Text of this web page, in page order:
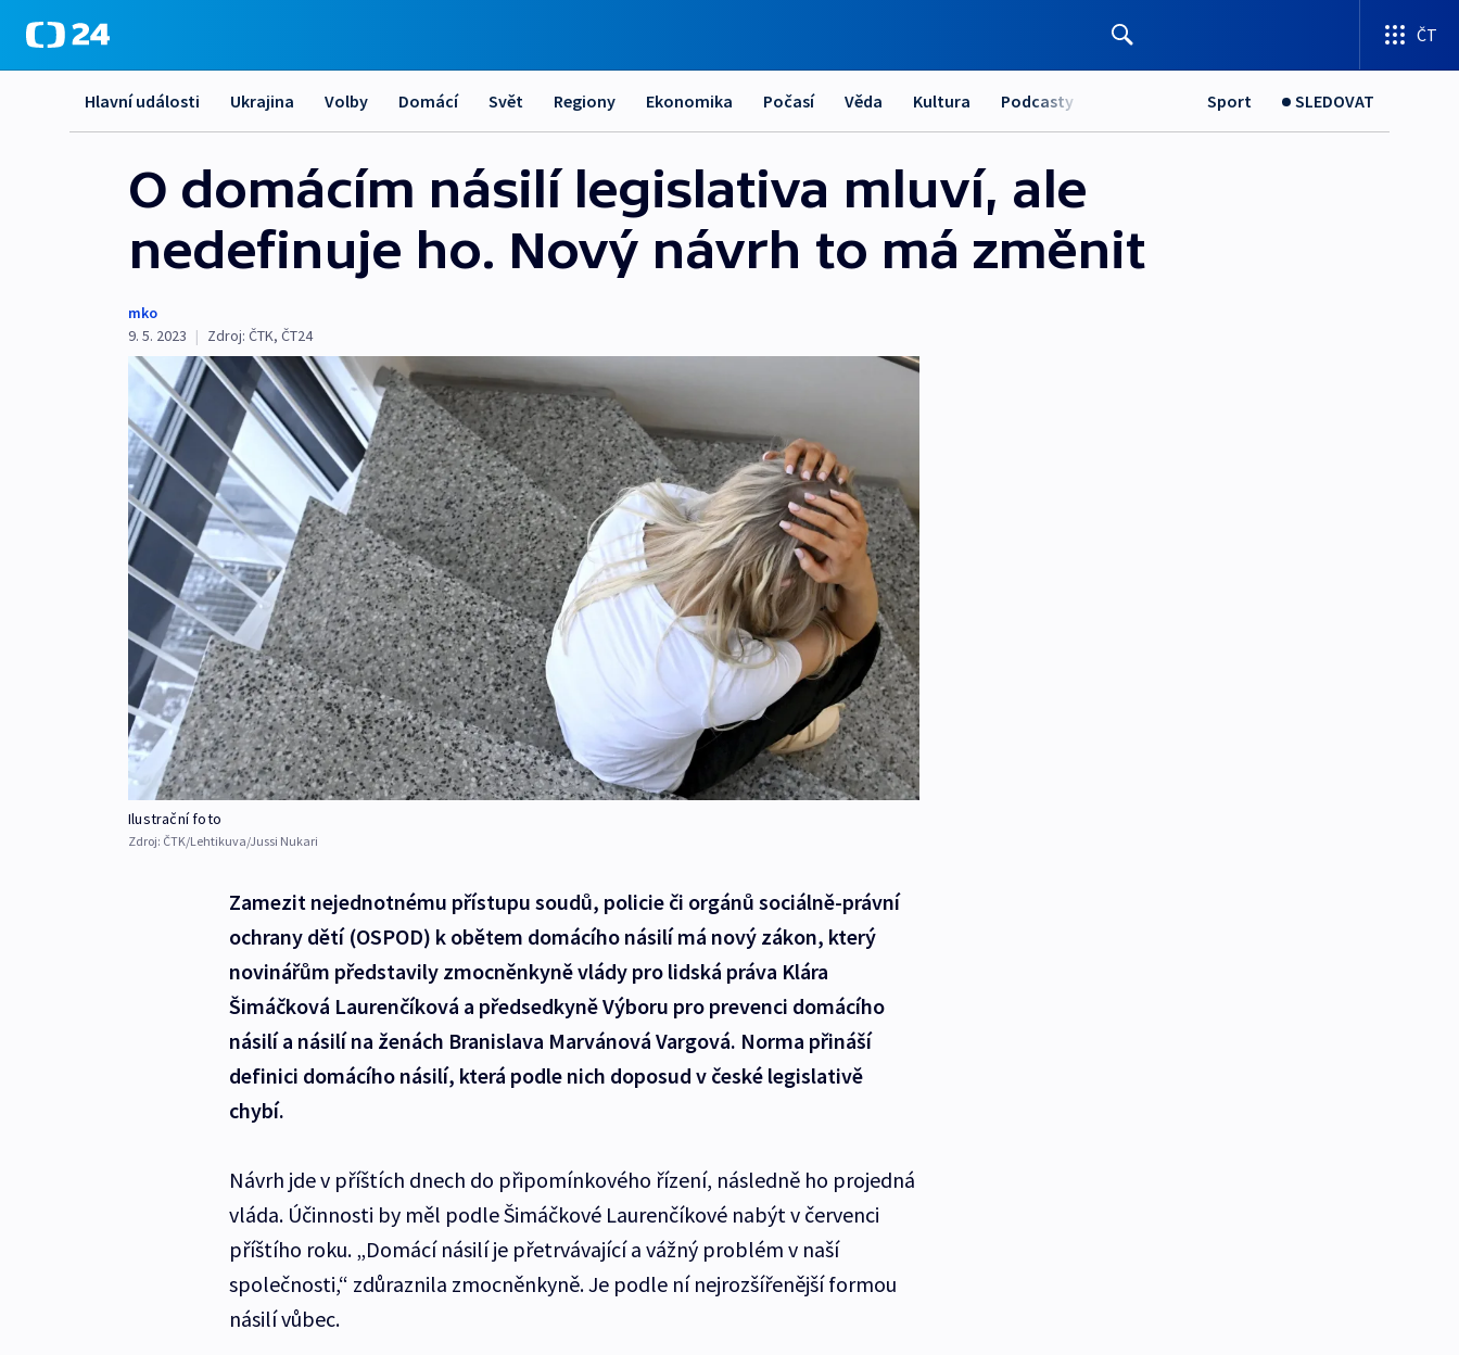
ČT
Hlavní události Ukrajina Volby Domácí Svět Regiony Ekonomika Počasí Věda Kultura Podcasty Sport SLEDOVAT
O domácím násilí legislativa mluví, ale
nedefinuje ho. Nový návrh to má změnit
mko
9. 5. 2023 | Zdroj: ČTK, ČT24
Ilustrační foto
Zdroj: ČTK/Lehtikuva/Jussi Nukari
Zamezit nejednotnému přístupu soudů, policie či orgánů sociálně-právní
ochrany dětí (OSPOD) k obětem domácího násilí má nový zákon, který
novinářům představily zmocněnkyně vlády pro lidská práva Klára
Šimáčková Laurenčíková a předsedkyně Výboru pro prevenci domácího
násilí a násilí na ženách Branislava Marvánová Vargová. Norma přináší
definici domácího násilí, která podle nich doposud v české legislativě
chybí.
Návrh jde v příštích dnech do připomínkového řízení, následně ho projedná
vláda. Účinnosti by měl podle Šimáčkové Laurenčíkové nabýt v červenci
příštího roku. „Domácí násilí je přetrvávající a vážný problém v naší
společnosti,“ zdůraznila zmocněnkyně. Je podle ní nejrozšířenější formou
násilí vůbec.